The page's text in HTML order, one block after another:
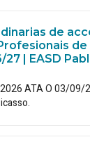
de
| EASD
ATA O 03/09/